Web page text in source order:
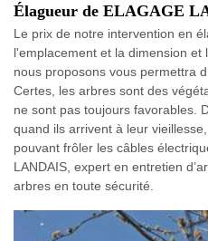
Élagueur de ELAGAGE
Le prix de notre intervention en
l'emplacement et la dimension et
nous proposons vous permettra
Certes, les arbres sont des
ne sont pas toujours favorables.
quand ils arrivent à leur
pouvant frôler les câbles
LANDAIS, expert en entretien
arbres en toute sécurité.